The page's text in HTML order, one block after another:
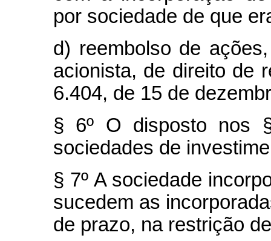
por sociedade de que
d) reembolso de
acionista, de direito de
6.404, de 15 de
§ 6º O disposto nos
sociedades de
§ 7º A sociedade
sucedem as
de prazo, na restrição